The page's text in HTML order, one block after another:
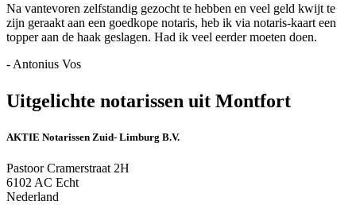
Na vantevoren zelfstandig gezocht te hebben en veel geld kwijt te
zijn geraakt aan een goedkope notaris, heb ik via notaris-kaart een
topper aan de haak geslagen. Had ik veel eerder moeten doen.
- Antonius Vos
Uitgelichte notarissen uit Montfort
AKTIE Notarissen Zuid- Limburg B.V.
Pastoor Cramerstraat 2H
6102 AC Echt
Nederland